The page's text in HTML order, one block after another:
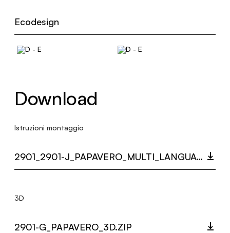
Ecodesign
Download
Istruzioni montaggio
2901_2901-J_PAPAVERO_MULTI_LANGUAGE_9501_INST.PDF
3D
2901-G_PAPAVERO_3D.ZIP